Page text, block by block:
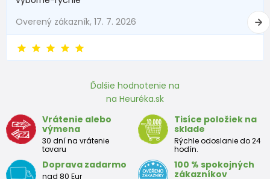
Ako postupovať pri meraní:
Zmerajte nohu Vášho dieťaťa na tvrdšie papierovej
podložke (od päty k najdlhšiemu prstu urobte risku).
Tým sa Vám vypočíta tá správna veľkosť, ktorú
tak dôležitým faktorom správne a vhodné veľkosti.
Veľkostná tabuľka:
Overený zákazník, 17. 7. 2026
Ďalšie hodnotenie na
na Heuréka.sk
Vrátenie alebo
výmena
30 dní na vrátenie
tovaru
Tisíce položiek na
sklade
Rýchle odoslanie do 24
hodín.
Doprava zadarmo
nad 80 Eur
100 % spokojných
zákazníkov